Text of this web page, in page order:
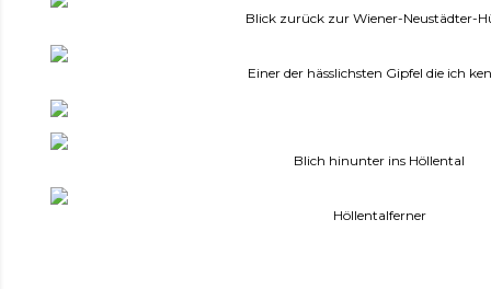
Blick zurück zur Wiener-Neustädter-
Einer der hässlichsten Gipfel die ich
Blich hinunter ins Höllental
Höllentalferner